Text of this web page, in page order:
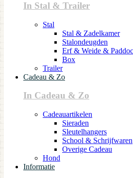
In Stal & Trailer
Stal
Stal & Zadelkamer
Stalondeugden
Erf & Weide &
Box
Trailer
Cadeau & Zo
In Cadeau & Zo
Cadeauartikelen
Sieraden
Sleutelhangers
School & Schrijfwaren
Overige Cadeau
Hond
Informatie